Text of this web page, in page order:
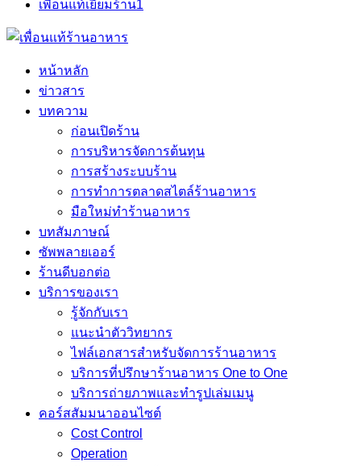
เพื่อนแท้เยี่ยมร้าน1
หน้าหลัก
ข่าวสาร
บทความ
ก่อนเปิดร้าน
การบริหารจัดการต้นทุน
การสร้างระบบร้าน
การทำการตลาดสไตล์ร้านอาหาร
มือใหม่ทำร้านอาหาร
บทสัมภาษณ์
ซัพพลายเออร์
ร้านดีบอกต่อ
บริการของเรา
รู้จักกับเรา
แนะนำตัววิทยากร
ไฟล์เอกสารสำหรับจัดการร้านอาหาร
บริการที่ปรึกษาร้านอาหาร One to One
บริการถ่ายภาพและทำรูปเล่มเมนู
คอร์สสัมมนาออนไซต์
Cost Control
Operation